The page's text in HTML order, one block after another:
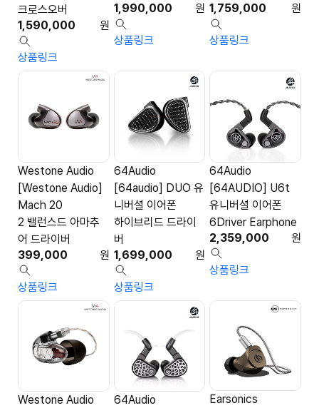
크로스오버
1,590,000
원
상품링크
1,990,000
원
상품링크
1,759,000
원
상품링크
Westone Audio
[Westone Audio]
Mach 20
2 밸런스드 아마추
어 드라이버
399,000
원
상품링크
64Audio
[64audio] DUO 유
니버셜 이어폰
하이브리드 드라이
버
1,699,000
원
상품링크
64Audio
[64AUDIO] U6t
유니버셜 이어폰
6Driver Earphone
2,359,000
원
상품링크
Westone Audio
64Audio
Earsonics